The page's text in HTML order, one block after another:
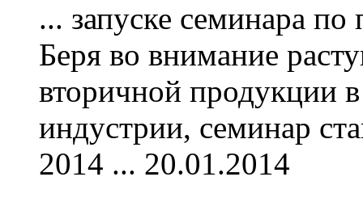
... запуске семинара
Беря во внимание
вторичной продукции
индустрии, семинар
2014 ... 20.01.2014